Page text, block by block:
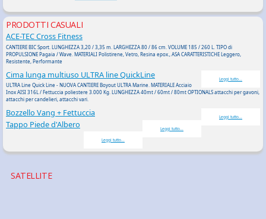
PRODOTTI CASUALI
ACE-TEC Cross Fitness
CANTIERE BIC Sport. LUNGHEZZA 3,20 / 3,35 m. LARGHEZZA 80 / 86 cm. VOLUME 185 / 260 L. TIPO di
PROPULSIONE Pagaia / Wave. MATERIALI Polistirene, Vetro, Resina epox., ASA CARATTERISTICHE Leggero,
Resistente, Performante
Leggi tutto...
Cima lunga multiuso ULTRA line QuickLine
ULTRA Line Quick Line - NUOVA CANTIERE Boyout ULTRA Marine. MATERIALE Acciaio
Inox AISI 316L / Fettuccia poliestere 3.000 Kg. LUNGHEZZA 40mt / 60mt / 80mt OPTIONALS attacchi per gavoni,
attacchi per candelieri, attacchi vari.
Leggi tutto...
Bozzello Vang + Fettuccia
Leggi tutto...
Tappo Piede d'Albero
Leggi tutto...
SATELLITE